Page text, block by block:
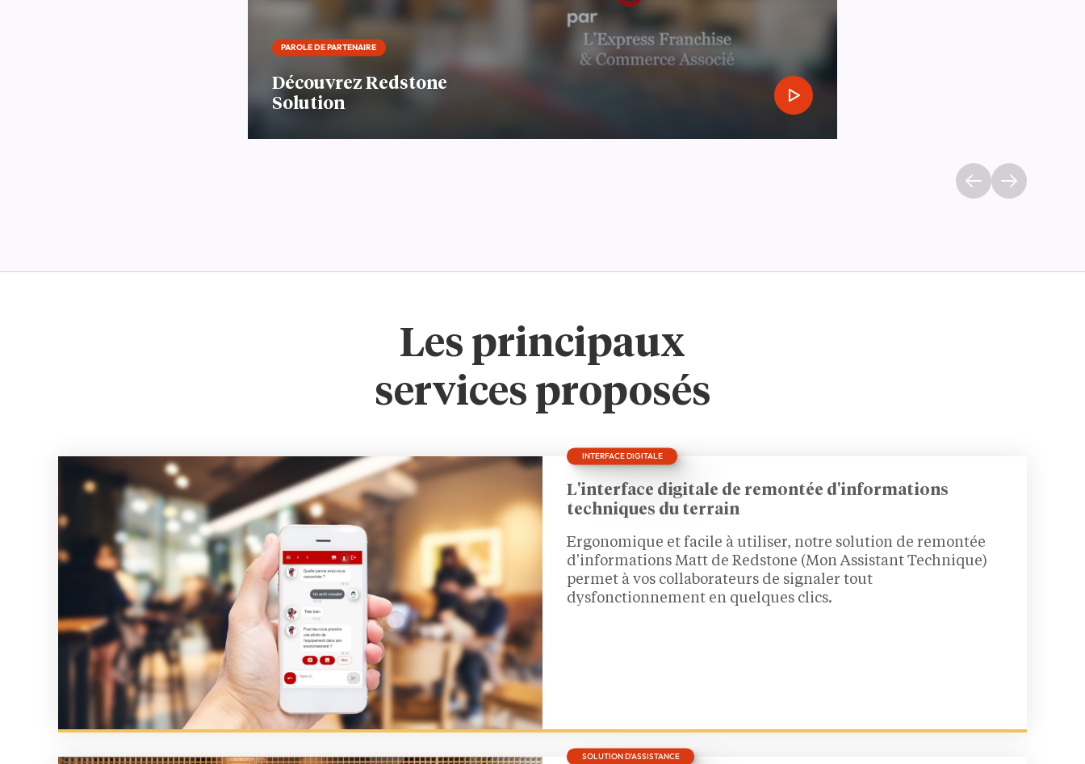
PAROLE DE PARTENAIRE
Découvrez Redstone
Solution
Les principaux
services proposés
INTERFACE DIGITALE
L'interface digitale de remontée d'informations
techniques du terrain
Ergonomique et facile à utiliser, notre solution de remontée
d'informations Matt de Redstone (Mon Assistant Technique)
permet à vos collaborateurs de signaler tout
dysfonctionnement en quelques clics.
SOLUTION D'ASSISTANCE